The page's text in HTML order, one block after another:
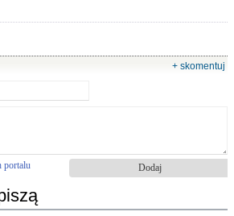
+ skomentuj
portalu